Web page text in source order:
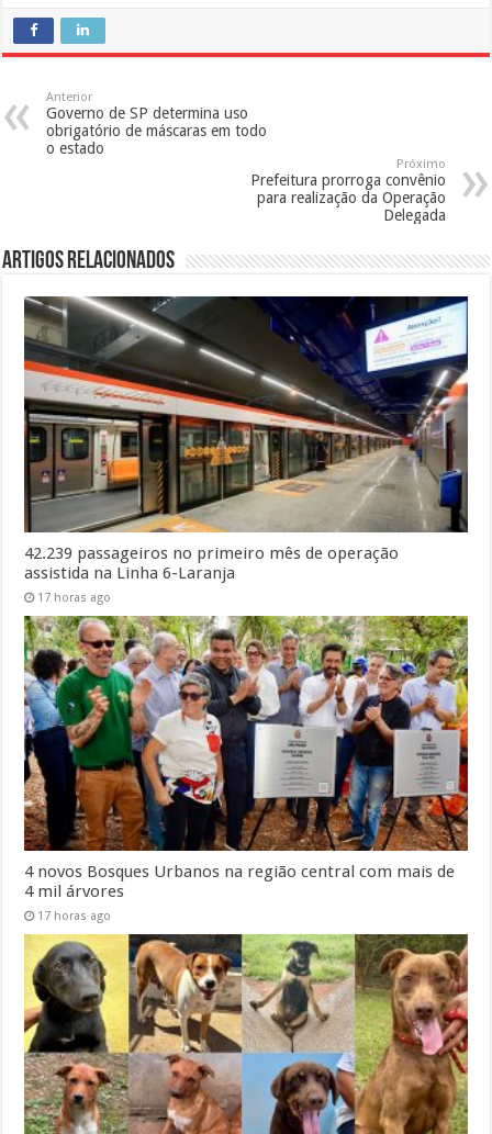
Anterior
Governo de SP determina uso
obrigatório de máscaras em todo
o estado
Próximo
Prefeitura prorroga convênio
para realização da Operação
Delegada
Artigos Relacionados
42.239 passageiros no primeiro mês de operação
assistida na Linha 6-Laranja
17 horas ago
4 novos Bosques Urbanos na região central com mais de
4 mil árvores
17 horas ago